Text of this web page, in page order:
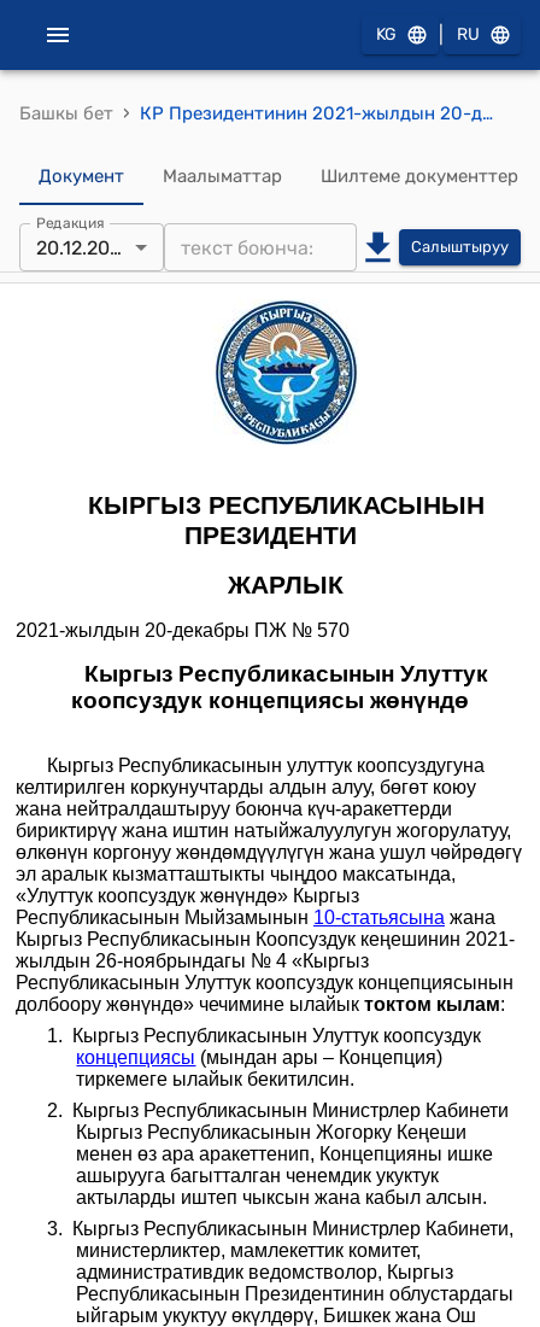
KG RU
Башкы бет › КР Президентинин 2021-жылдын 20-декабрындагы ПЖ № 570 "Кыргыз Республикасынын Улуттук коопсуздук концепциясы жөнүндө" жарлыгы
Документ Маалыматтар Шилтеме документтер
Редакция
20.12.2021 Салыштыруу